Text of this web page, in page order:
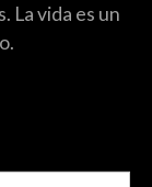
La vida es un